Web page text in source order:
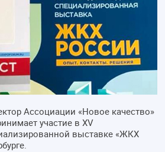
Ассоциации «Новое качество»
участие в XV
выставке «ЖКХ